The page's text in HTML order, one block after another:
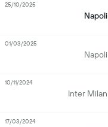
Napoli
25/10/2025
Napoli
01/03/2025
Inter Milan
10/11/2024
17/03/2024